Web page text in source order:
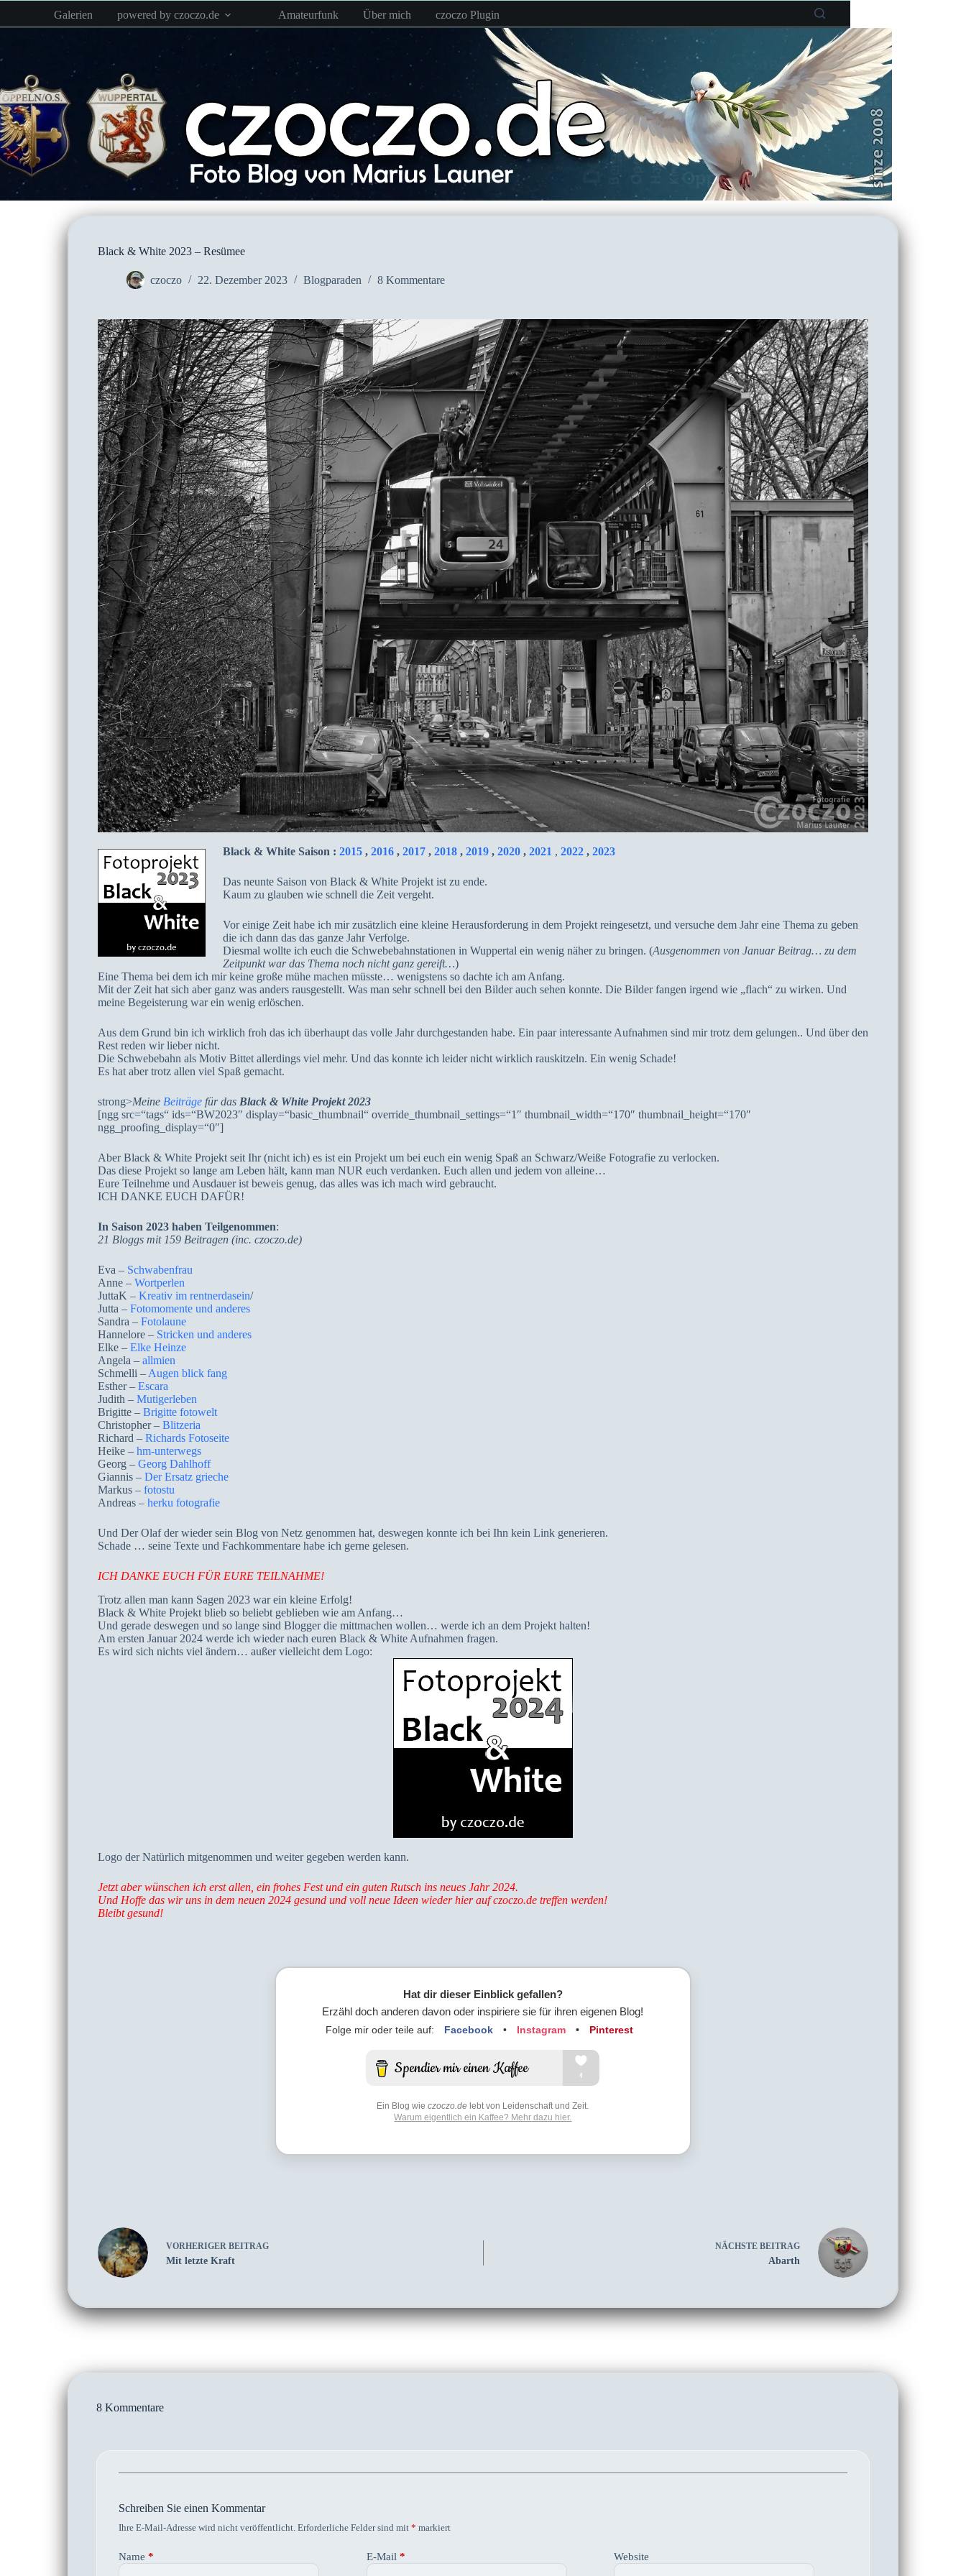
springen
Galerien powered by czoczo.de Amateurfunk Über mich czoczo Plugin
Black & White 2023 – Resümee
czoczo 22. Dezember 2023 Blogparaden 8 Kommentare
Black & White Saison : 2015, 2016, 2017, 2018, 2019, 2020, 2021 , 2022, 2023
Das neunte Saison von Black & White Projekt ist zu ende.
Kaum zu glauben wie schnell die Zeit vergeht.
Vor einige Zeit habe ich mir zusätzlich eine kleine Herausforderung in dem Projekt reingesetzt, und versuche dem Jahr eine Thema zu geben
die ich dann das das ganze Jahr Verfolge.
Diesmal wollte ich euch die Schwebebahnstationen in Wuppertal ein wenig näher zu bringen. (Ausgenommen von Januar Beitrag… zu dem
Zeitpunkt war das Thema noch nicht ganz gereift…)
Eine Thema bei dem ich mir keine große mühe machen müsste… wenigstens so dachte ich am Anfang.
Mit der Zeit hat sich aber ganz was anders rausgestellt. Was man sehr schnell bei den Bilder auch sehen konnte. Die Bilder fangen irgend wie „flach“ zu wirken. Und
meine Begeisterung war ein wenig erlöschen.
Aus dem Grund bin ich wirklich froh das ich überhaupt das volle Jahr durchgestanden habe. Ein paar interessante Aufnahmen sind mir trotz dem gelungen.. Und über den
Rest reden wir lieber nicht.
Die Schwebebahn als Motiv Bittet allerdings viel mehr. Und das konnte ich leider nicht wirklich rauskitzeln. Ein wenig Schade!
Es hat aber trotz allen viel Spaß gemacht.
strong>Meine Beiträgefür das Black & White Projekt 2023
[ngg src=“tags“ ids=“BW2023″ display=“basic_thumbnail“ override_thumbnail_settings=“1″ thumbnail_width=“170″ thumbnail_height=“170″
ngg_proofing_display=“0″]
Aber Black & White Projekt seit Ihr (nicht ich) es ist ein Projekt um bei euch ein wenig Spaß an Schwarz/Weiße Fotografie zu verlocken.
Das diese Projekt so lange am Leben hält, kann man NUR euch verdanken. Euch allen und jedem von alleine…
Eure Teilnehme und Ausdauer ist beweis genug, das alles was ich mach wird gebraucht.
ICH DANKE EUCH DAFÜR!
In Saison 2023 haben Teilgenommen:
21 Bloggs mit 159 Beitragen (inc. czoczo.de)
Eva – Schwabenfrau
Anne – Wortperlen
JuttaK – Kreativ im rentnerdasein/
Jutta – Fotomomente und anderes
Sandra – Fotolaune
Hannelore – Stricken und anderes
Elke – Elke Heinze
Angela – allmien
Schmelli –Augen blick fang
Esther – Escara
Judith – Mutigerleben
Brigitte – Brigitte fotowelt
Christopher – Blitzeria
Richard – Richards Fotoseite
Heike – hm-unterwegs
Georg – Georg Dahlhoff
Giannis – Der Ersatz grieche
Markus – fotostu
Andreas – herku fotografie
Und Der Olaf der wieder sein Blog von Netz genommen hat, deswegen konnte ich bei Ihn kein Link generieren.
Schade … seine Texte und Fachkommentare habe ich gerne gelesen.
ICH DANKE EUCH FÜR EURE TEILNAHME!
Trotz allen man kann Sagen 2023 war ein kleine Erfolg!
Black & White Projekt blieb so beliebt geblieben wie am Anfang…
Und gerade deswegen und so lange sind Blogger die mittmachen wollen… werde ich an dem Projekt halten!
Am ersten Januar 2024 werde ich wieder nach euren Black & White Aufnahmen fragen.
Es wird sich nichts viel ändern… außer vielleicht dem Logo:
Logo der Natürlich mitgenommen und weiter gegeben werden kann.
Jetzt aber wünschen ich erst allen, ein frohes Fest und ein guten Rutsch ins neues Jahr 2024.
Und Hoffe das wir uns in dem neuen 2024 gesund und voll neue Ideen wieder hier auf czoczo.de treffen werden!
Bleibt gesund!
Hat dir dieser Einblick gefallen?
Erzähl doch anderen davon oder inspiriere sie für ihren eigenen Blog!
Folge mir oder teile auf: Facebook • Instagram • Pinterest
Ein Blog wieczoczo.de lebt von Leidenschaft und Zeit.
Warum eigentlich ein Kaffee? Mehr dazu hier.
VORHERIGER BEITRAG
Mit letzte Kraft
NÄCHSTEBEITRAG
Abarth
8 Kommentare
Schreiben Sie einen Kommentar
Ihre E-Mail-Adresse wird nicht veröffentlicht. Erforderliche Felder sind mit * markiert
Name * E-Mail * Website